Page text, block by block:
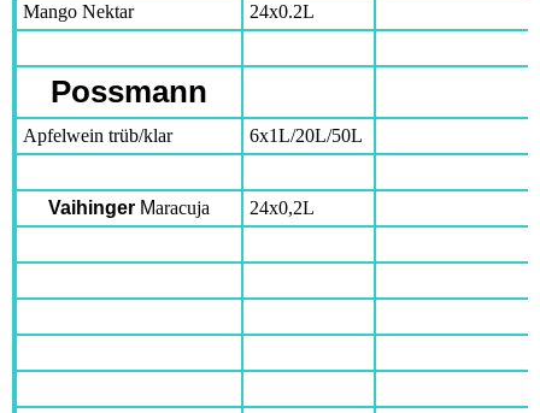
Mango Nektar
24x0.2L
Possmann
Apfelwein trüb/klar 6x1L/20L/50L
Vaihinger Maracuja 24x0,2L